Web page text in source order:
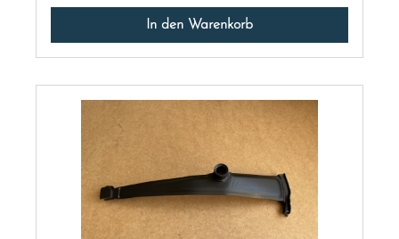
In den Warenkorb